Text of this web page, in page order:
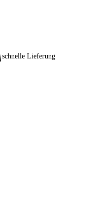
schnelle Lieferung